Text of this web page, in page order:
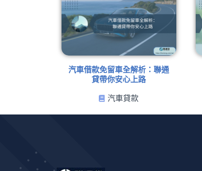
汽車借款免留車全解析：聯通
貸帶你安心上路
汽車貸款